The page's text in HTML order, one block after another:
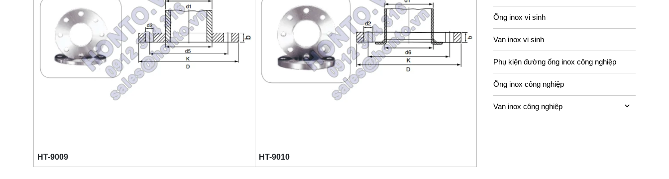
HT-9009 HT-9010
Ống inox vi sinh
Van inox vi sinh
Phụ kiện đường ống inox công nghiệp
Ống inox công nghiệp
Van inox công nghiệp